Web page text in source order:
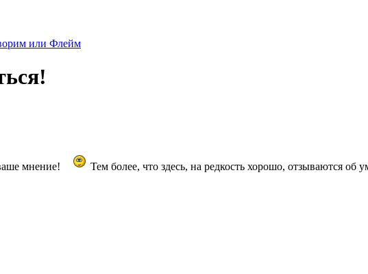
или Флейм
мнение! Тем более, что здесь, на редкость хорошо, отзываются об